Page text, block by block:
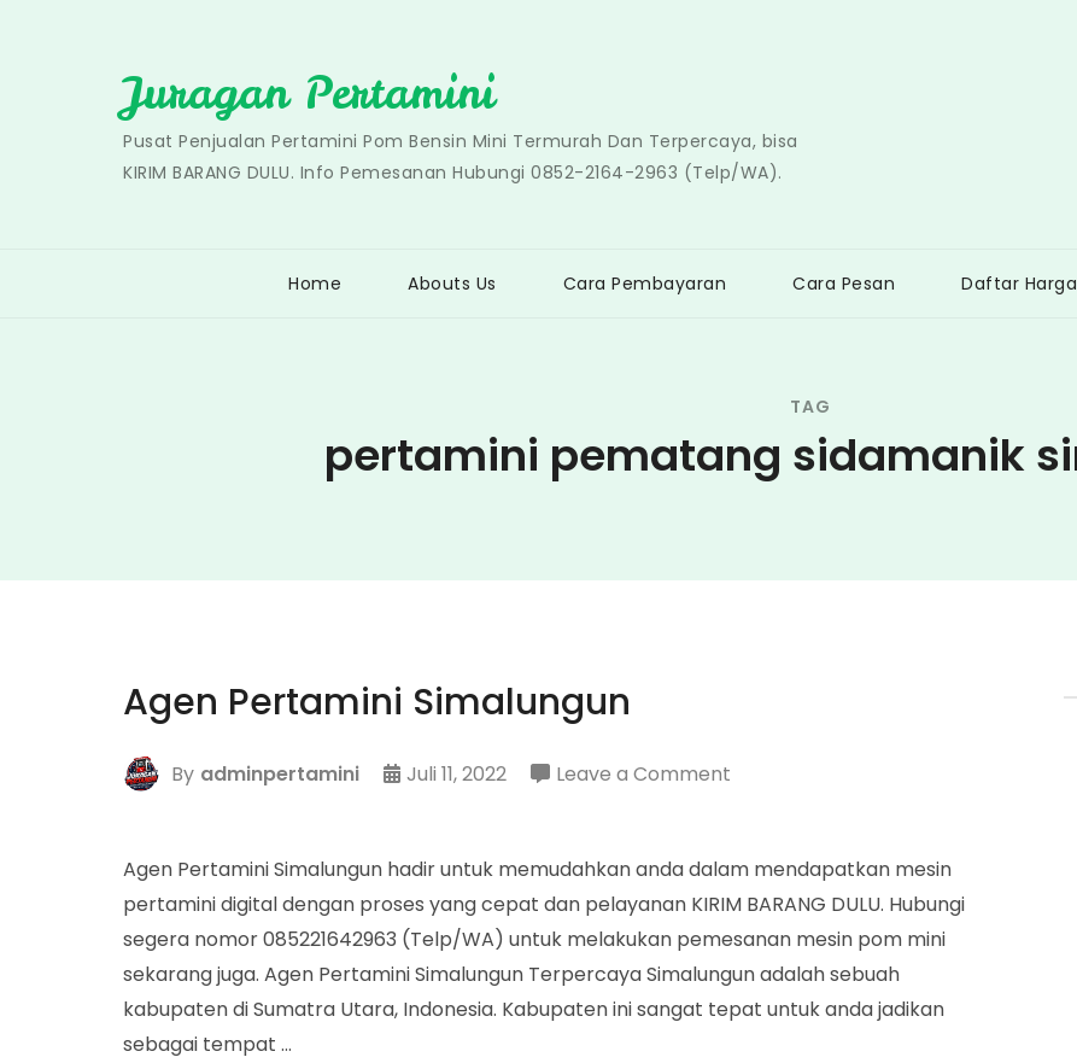
Juragan Pertamini
Pusat Penjualan Pertamini Pom Bensin Mini Termurah Dan Terpercaya, bisa
KIRIM BARANG DULU. Info Pemesanan Hubungi 0852-2164-2963 (Telp/WA).
Home Abouts Us Cara Pembayaran Cara Pesan Daftar Harga
TAG
pertamini pematang sidamanik
Agen Pertamini Simalungun
By adminpertamini Juli 11, 2022 Leave a Commenton
Simalungun
Agen Pertamini Simalungun hadir untuk memudahkan anda dalam mendapatkan mesin
pertamini digital dengan proses yang cepat dan pelayanan KIRIM BARANG DULU. Hubungi
segera nomor 085221642963 (Telp/WA) untuk melakukan pemesanan mesin pom mini
sekarang juga. Agen Pertamini Simalungun Terpercaya Simalungun adalah sebuah
kabupaten di Sumatra Utara, Indonesia. Kabupaten ini sangat tepat untuk anda jadikan
sebagai tempat …